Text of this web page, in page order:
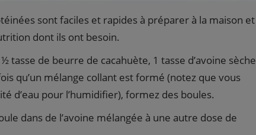
sont faciles et rapides à préparer à la maison et
dont ils ont besoin.
tasse de beurre de cacahuète, 1 tasse d’avoine sèche
qu’un mélange collant est formé (notez que vous
d’eau pour l’humidifier), formez des boules.
dans de l’avoine mélangée à une autre dose de